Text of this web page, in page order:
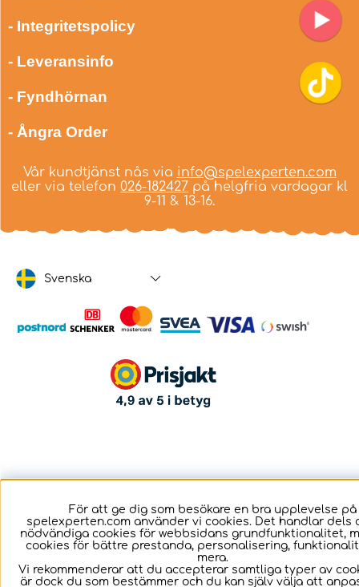
- Integritetspolicy
- Leveransinfo
- Fyndhörnan
- Ångra Order
Vår kundtjänst nås via info@spelexperten.com
eller via telefon 026-182427 på helgfria vardagar kl
9-11 & 13-16.
Svenska
För att ge dig som besökare en bra upplevelse på
spelexperten.com använder vi cookies. Det handlar dels
nödvändiga cookies för webbsidans grundfunktionalitet,
cookies för bättre prestanda, personalisering,
mera.
Vi rekommenderar att du accepterar samtliga typer av
är dock du som bestämmer och du kan själv välja att